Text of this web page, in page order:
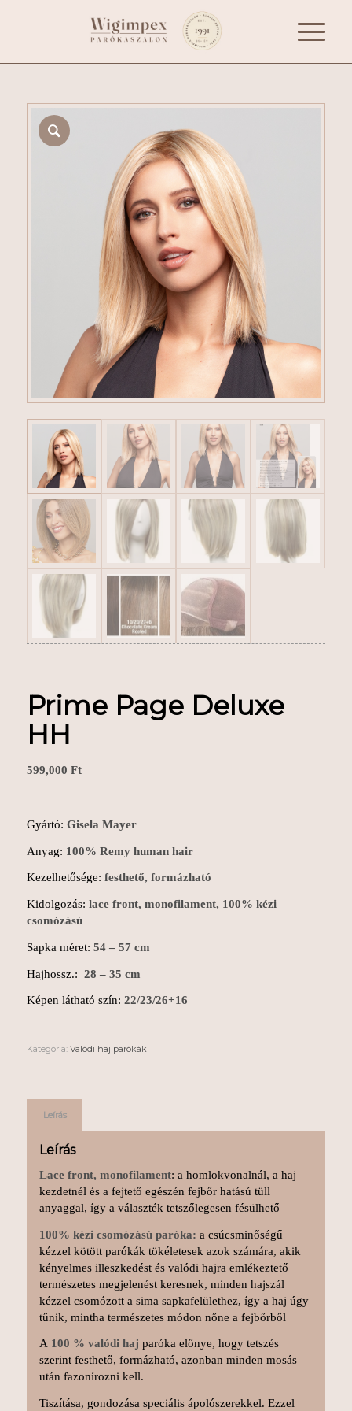
Prime Page Deluxe
HH
599,000 Ft
Gyártó: Gisela Mayer
Anyag: 100% Remy human hair
Kezelhetősége: festhető, formázható
Kidolgozás: lace front, monofilament, 100% kézi
csomózású
Sapka méret: 54 – 57 cm
Hajhossz.: 28 – 35 cm
Képen látható szín: 22/23/26+16
Kategória: Valódi haj parókák
Leírás
Leírás
Lace front, monofilament: a homlokvonalnál, a haj
kezdetnél és a fejtető egészén fejbőr hatású tüll
anyaggal, így a választék tetszőlegesen fésülhető
100% kézi csomózású paróka: a csúcsminőségű
kézzel kötött parókák tökéletesek azok számára, akik
kényelmes illeszkedést és valódi hajra emlékeztető
természetes megjelenést keresnek, minden hajszál
kézzel csomózott a sima sapkafelülethez, így a haj úgy
tűnik, mintha természetes módon nőne a fejbőrből
A 100 % valódi haj paróka előnye, hogy tetszés
szerint festhető, formázható, azonban minden mosás
után fazonírozni kell.
Tiszítása, gondozása speciális ápolószerekkel. Ezzel